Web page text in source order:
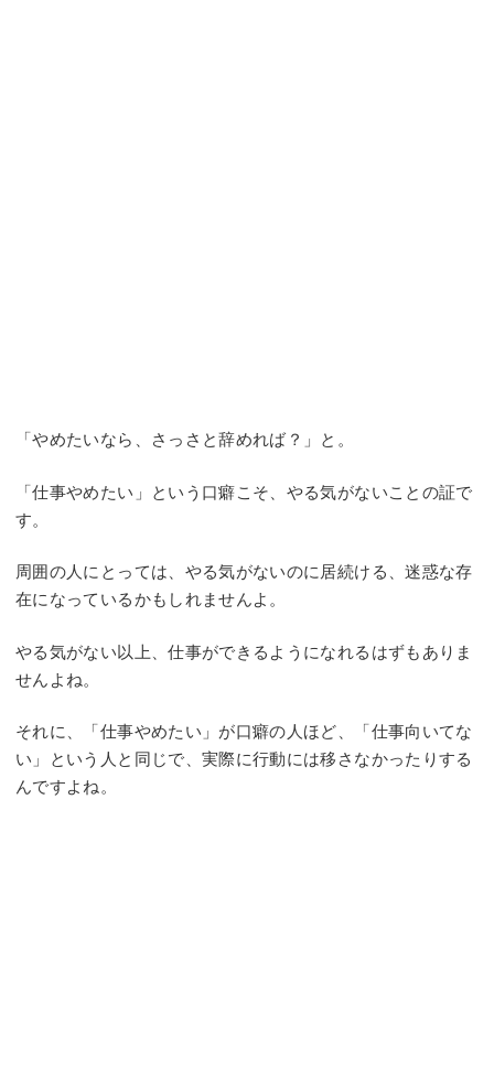
「やめたいなら、さっさと辞めれば？」と。
「仕事やめたい」という口癖こそ、やる気がないことの証で
す。
周囲の人にとっては、やる気がないのに居続ける、迷惑な存
在になっているかもしれませんよ。
やる気がない以上、仕事ができるようになれるはずもありま
せんよね。
それに、「仕事やめたい」が口癖の人ほど、「仕事向いてな
い」という人と同じで、実際に行動には移さなかったりする
んですよね。